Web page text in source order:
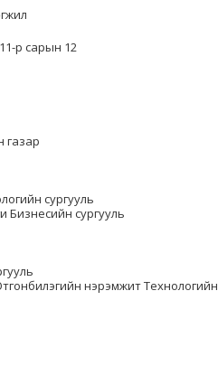
р сарын 12
газар
сургууль
Бизнесийн сургууль
нэрэмжит Технологийн